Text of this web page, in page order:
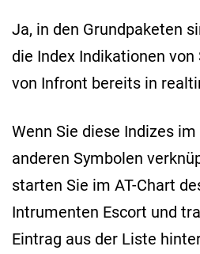
Ja, in den Grundpaketen
die Index Indikationen
von Infront bereits in
Wenn Sie diese Indizes
anderen Symbolen
starten Sie im AT-Chart
Intrumenten Escort und
Eintrag aus der Liste